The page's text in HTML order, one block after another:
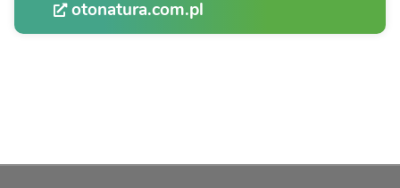
otonatura.com.pl